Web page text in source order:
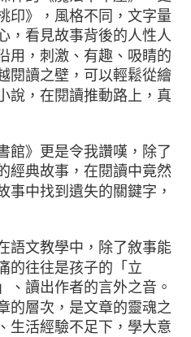
印》，風格不同，文字量
，看見故事背後的人性人
用，刺激、有趣、吸睛的
閱讀之壁，可以輕鬆從繪
說，在閱讀推動路上，真
館》更是令我讚嘆，除了
經典故事，在閱讀中竟然
事中找到遺失的關鍵字，
語文教學中，除了敘事能
的往往是孩子的「立
、讀出作者的言外之音。
的層次，是文章的靈魂之
生活經驗不足下，學大意